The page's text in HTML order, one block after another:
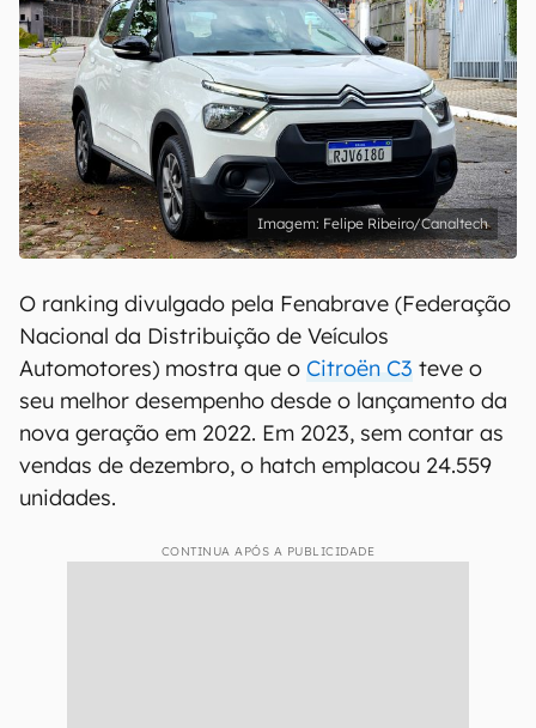
Felipe Ribeiro/Canaltech
O ranking divulgado pela Fenabrave (Federação
Nacional da Distribuição de Veículos
Automotores) mostra que o Citroën C3 teve o
seu melhor desempenho desde o lançamento da
nova geração em 2022. Em 2023, sem contar as
vendas de dezembro, o hatch emplacou 24.559
unidades.
CONTINUA APÓS A PUBLICIDADE